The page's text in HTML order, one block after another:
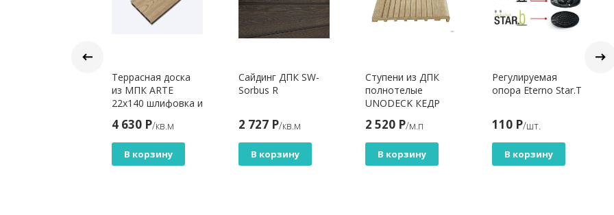
Террасная доска
из МПК ARTE
22x140 шлифовка и
Песочный
4 630 Р/кв.м
В корзину
Сайдинг ДПК SW-
Sorbus R
2 727 Р/кв.м
В корзину
Ступени из ДПК
полнотелые
UNODECK КЕДР
2 520 Р/м.п
В корзину
Регулируемая
опора Eterno Star.T
110 Р/шт.
В корзину